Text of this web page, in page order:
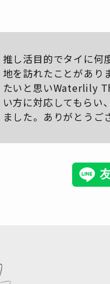
推し活目的でタイに何
地を訪れたことがあり
たいと思いWaterlily
い方に対応してもらい
ました。ありがとうご